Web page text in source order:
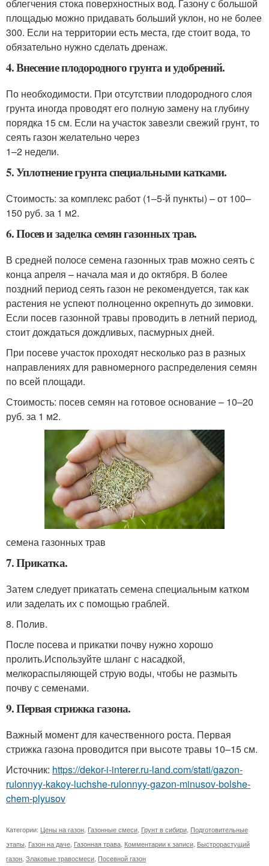
облегчения стока поверхностных вод. Газону с большой
площадью можно придавать больший уклон, но не более
300. Если на территории есть места, где стоит вода, то
обязательно нужно сделать дренаж.
4. Внесение плодородного грунта и удобрений.
По необходимости. При отсутствии плодородного слоя
грунта иногда проводят его полную замену на глубину
порядка 15 см. Если на участок завезли свежий грунт, то
сеять газон желательно через
1–2 недели.
5. Уплотнение грунта специальными катками.
Стоимость: за комплекс работ (1–5-й пункты) – от 100–
150 руб. за 1 м2.
6. Посев и заделка семян газонных трав.
В средней полосе семена газонных трав можно сеять с
конца апреля – начала мая и до октября. В более
поздний период сеять газон не рекомендуется, так как
растения не успеют полноценно окрепнуть до зимовки.
Если посев газонной травы проводить в летний период,
стоит дождаться дождливых, пасмурных дней.
При посеве участок проходят несколько раз в разных
направлениях для равномерного распределения семян
по всей площади.
Стоимость: посев семян на готовое основание – 10–20
руб. за 1 м2.
семена газонных трав
7. Прикатка.
Затем следует прикатать семена специальным катком
или заделать их с помощью граблей.
8. Полив.
После посева и прикатки почву нужно хорошо
пролить.Используйте шланг с насадкой,
мелкораспыляющей струю воды, чтобы не размыть
почву с семенами.
9. Первая стрижка газона.
Важный момент для качественного роста. Первая
стрижка газона проводится при высоте травы 10–15 см.
Источник: https://dekor-i-interer.ru-land.com/stati/gazon-
rulonnyy-kakoy-luchshe-rulonnyy-gazon-minusov-bolshe-
chem-plyusov
Категории: Цены на газон, Газонные смеси, Грунт в сибири, Подготовительные
этапы, Газон на даче, Газонная трава, Комментарии к записи, Быстрорастущий
газон, Злаковые травосмеси, Посевной газон